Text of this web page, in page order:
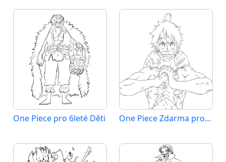
One Piece pro 6leté Děti One Piece Zdarma pro Děti